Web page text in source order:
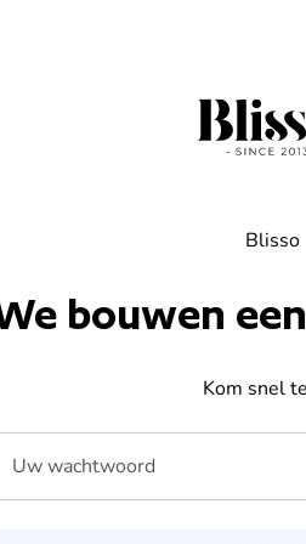
Blisso
bouwen
Kom snel
wachtwoord